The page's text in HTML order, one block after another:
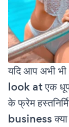
यदि आप अभी
look at एक
के फ्रेम
business क्या